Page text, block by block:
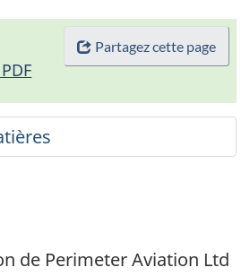
Partagez cette page
de Perimeter Aviation Ltd